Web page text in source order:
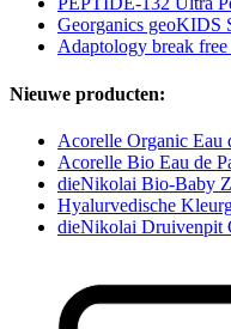
Georganics geoKIDS
Adaptology break free
Nieuwe producten:
Acorelle Organic Eau
Acorelle Bio Eau de
dieNikolai Bio-Baby
Hyalurvedische
dieNikolai Druivenpit